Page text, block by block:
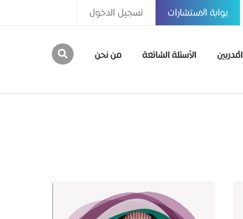
تسجيل الدخول بوابة الاستشارات
المدربين الأسئلة الشائعة من نحن